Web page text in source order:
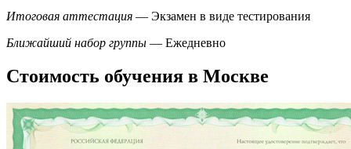
Итоговая аттестация — Экзамен в виде тестирования
Ближайший набор группы — Ежедневно
Стоимость обучения в Москве